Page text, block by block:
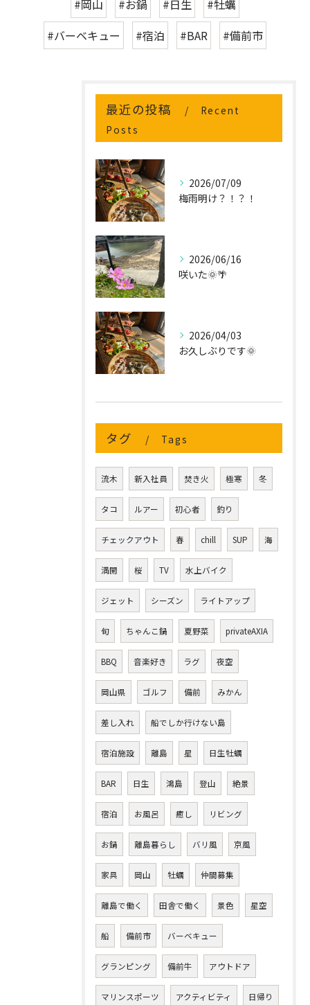
#岡山 #お鍋 #日生
#牡蠣
#バーベキュー
#宿泊 #BAR #備前市
最近の投稿
Recent
Posts
2026/07/09
梅雨明け？！？！
2026/06/16
咲いた🌞🌴
2026/04/03
お久しぶりです🌞
タグ Tags
流木 新入社員 焚き火 極寒 冬
タコ ルアー 初心者 釣り
チェックアウト 春 chill SUP 海
満開 桜 TV 水上バイク
ジェット シーズン ライトアップ
旬 ちゃんこ鍋 夏野菜 privateAXIA
BBQ 音楽好き ラグ 夜空
岡山県 ゴルフ 備前 みかん
差し入れ 船でしか行けない島
宿泊施設 離島 星 日生牡蠣
BAR 日生 鴻島 登山 絶景
宿泊 お風呂 癒し リビング
お鍋 離島暮らし バリ風 京風
家具 岡山 牡蠣 仲間募集
離島で働く 田舎で働く 景色 星空
船 備前市 バーベキュー
グランピング 備前牛 アウトドア
マリンスポーツ アクティビティ 日帰り